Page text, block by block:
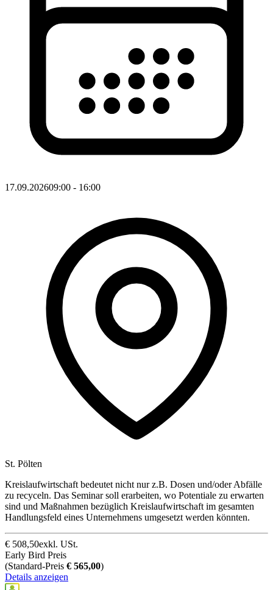
17.09.202609:00 - 16:00
St. Pölten
Kreislaufwirtschaft bedeutet nicht nur z.B. Dosen und/oder Abfälle
zu recyceln. Das Seminar soll erarbeiten, wo Potentiale zu erwarten
sind und Maßnahmen bezüglich Kreislaufwirtschaft im gesamten
Handlungsfeld eines Unternehmens umgesetzt werden könnten.
€ 508,50exkl. USt.
Early Bird Preis
(Standard-Preis € 565,00)
Details anzeigen